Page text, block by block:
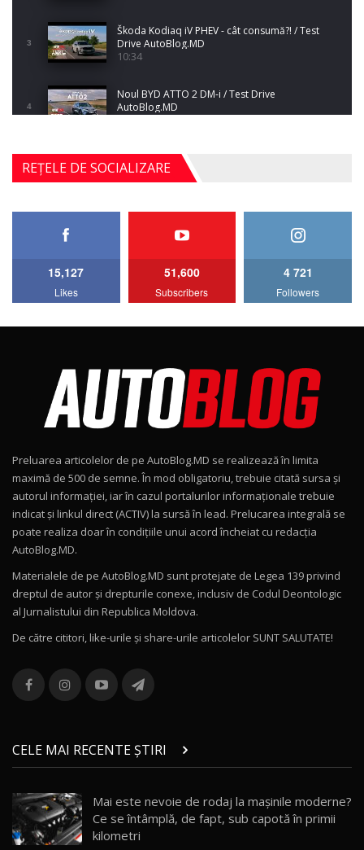
3
Škoda Kodiaq iV PHEV - cât consumă?! / Test
Drive AutoBlog.MD
10:34
4
Noul BYD ATTO 2 DM-i / Test Drive
AutoBlog.MD
17:35
5
Noul Mercedes-Benz S-Class facelift (S 580
4MATIC V223) / Test Drive AutoBlog.MD
27:33
AutoBlog.MD
15:08
Noul Geely EX2 / Test Drive AutoBlog.MD
15:22
Mercedes-AMG E 53 HYBRID 4MATIC+ / Test
Drive AutoBlog.MD
16:27
11
Noul Volvo ES90 / Test Drive AutoBlog.MD
12
Noul MG HS / Test Drive AutoBlog.MD
16:48
13
combină aventura cu luxul / AutoBlog.MD
36:08
chinez care face lumea să se întoarcă după el
/ AutoBlog.MD
17:27
15 14:37
REȚELE DE SOCIALIZARE
15,127
Likes
51,600
Subscribers
4 721
Followers
Preluarea articolelor de pe AutoBlog.MD se realizează în limita
maximă de 500 de semne. În mod obligatoriu, trebuie citată sursa și
autorul informației, iar în cazul portalurilor informaționale trebuie
indicat și linkul direct (ACTIV) la sursă în lead. Prelucarea integrală se
poate realiza doar în condițiile unui acord încheiat cu redacţia
AutoBlog.MD.
Materialele de pe AutoBlog.MD sunt protejate de Legea 139 privind
dreptul de autor și drepturile conexe, inclusiv de Codul Deontologic
al Jurnalistului din Republica Moldova.
De către cititori, like-urile şi share-urile articolelor SUNT SALUTATE!
CELE MAI RECENTE ȘTIRI
Mai este nevoie de rodaj la mașinile moderne?
Ce se întâmplă, de fapt, sub capotă în primii
kilometri